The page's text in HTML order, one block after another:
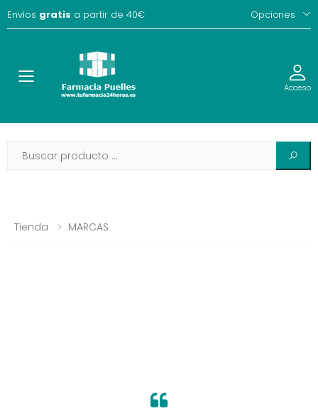
Envíos gratis a partir de 40€ Opciones
Toggle Acceso
Tienda MARCAS